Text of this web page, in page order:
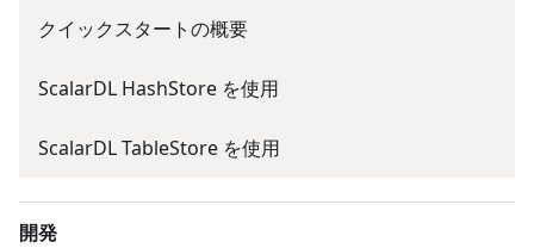
クイックスタートの概要
ScalarDL HashStore を使用
ScalarDL TableStore を使用
開発